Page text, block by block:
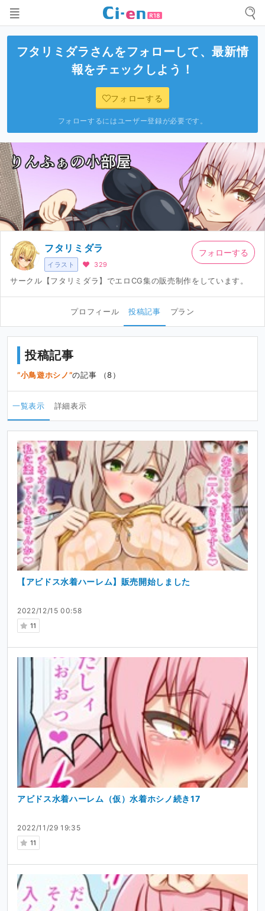
フタリミダラ さんをフォローして、最新情
報をチェックしよう！
フォローする
フォローするにはユーザー登録が必要です。
イラスト
フタリミダラ
329
サークル【フタリミダラ】でエロCG集の販売制作をしています。
フォローする
プロフィール 投稿記事 プラン
投稿記事
小鳥遊ホシノ の記事 （8）
一覧表示 詳細表示
2022/12/15 00:58
11
【アビドス水着ハーレム】販売開始しました
2022/11/29 19:35
11
アビドス水着ハーレム（仮）水着ホシノ続き17